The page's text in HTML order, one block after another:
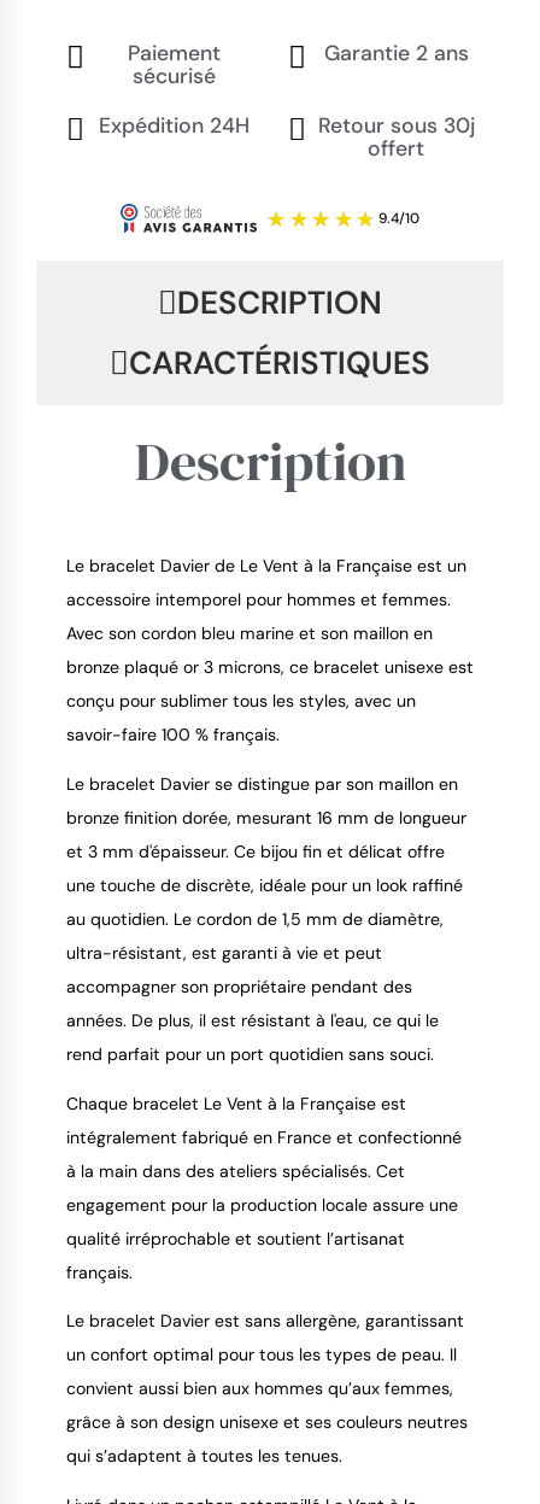
Paiement
sécurisé
Garantie 2 ans
Expédition 24H
Retour sous 30j
offert
9.4/
DESCRIPTION
CARACTÉRISTIQUES
Description
Le bracelet Davier de Le Vent à la Française est un
accessoire intemporel pour hommes et femmes.
Avec son cordon bleu marine et son maillon en
bronze plaqué or 3 microns, ce bracelet unisexe est
conçu pour sublimer tous les styles, avec un
savoir-faire 100 % français.
Le bracelet Davier se distingue par son maillon en
bronze finition dorée, mesurant 16 mm de longueur
et 3 mm d'épaisseur. Ce bijou fin et délicat offre
une touche de discrète, idéale pour un look raffiné
au quotidien. Le cordon de 1,5 mm de diamètre,
ultra-résistant, est garanti à vie et peut
accompagner son propriétaire pendant des
années. De plus, il est résistant à l'eau, ce qui le
rend parfait pour un port quotidien sans souci.
Chaque bracelet Le Vent à la Française est
intégralement fabriqué en France et confectionné
à la main dans des ateliers spécialisés. Cet
engagement pour la production locale assure une
qualité irréprochable et soutient l’artisanat
français.
Le bracelet Davier est sans allergène, garantissant
un confort optimal pour tous les types de peau. Il
convient aussi bien aux hommes qu’aux femmes,
grâce à son design unisexe et ses couleurs neutres
qui s’adaptent à toutes les tenues.